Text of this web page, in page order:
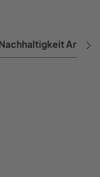
Nachhaltigkeit Artikel